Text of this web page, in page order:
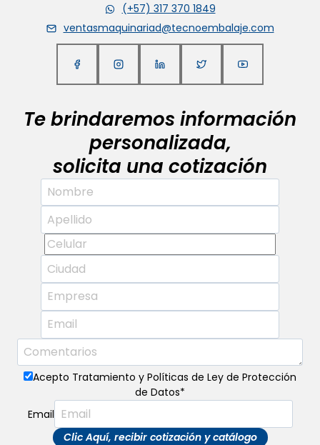
(+57) 317 370 1849
ventasmaquinariad@tecnoembalaje.com
Te brindaremos información
personalizada,
solicita una cotización
Acepto Tratamiento y Políticas de Ley de Protección
de Datos*
Email
Clic Aquí, recibir cotización y catálogo